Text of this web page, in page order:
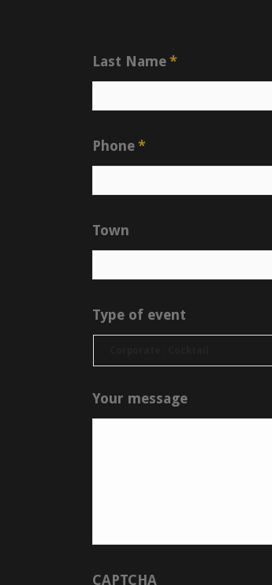
Last Name*
Phone*
Town
Type of event
Your message
CAPTCHA